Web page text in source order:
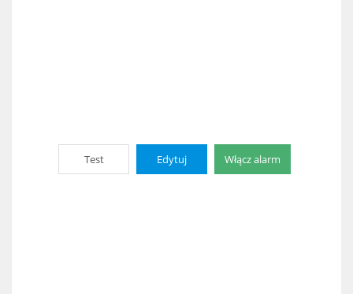
Test Edytuj Włącz alarm